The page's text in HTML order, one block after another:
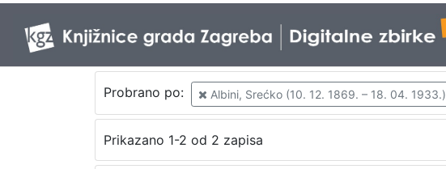
Probrano po: Albini, Srećko (10. 12. 1869. – 18. 04. 1933.)
Prikazano 1-2 od 2 zapisa